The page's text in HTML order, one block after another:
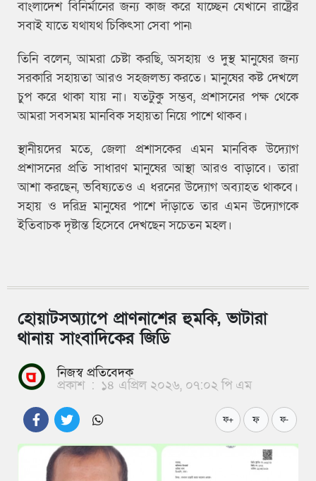
বাংলাদেশ বিনির্মানের জন্য কাজ করে যাচ্ছেন যেখানে রাষ্ট্রের
সবাই যাতে যথাযথ চিকিৎসা সেবা পান৷
তিনি বলেন, আমরা চেষ্টা করছি, অসহায় ও দুস্থ মানুষের জন্য
সরকারি সহায়তা আরও সহজলভ্য করতে। মানুষের কষ্ট দেখলে
চুপ করে থাকা যায় না। যতটুকু সম্ভব, প্রশাসনের পক্ষ থেকে
আমরা সবসময় মানবিক সহায়তা নিয়ে পাশে থাকব।
স্থানীয়দের মতে, জেলা প্রশাসকের এমন মানবিক উদ্যোগ
প্রশাসনের প্রতি সাধারণ মানুষের আস্থা আরও বাড়াবে। তারা
আশা করছেন, ভবিষ্যতেও এ ধরনের উদ্যোগ অব্যাহত থাকবে।
সহায় ও দরিদ্র মানুষের পাশে দাঁড়াতে তার এমন উদ্যোগকে
ইতিবাচক দৃষ্টান্ত হিসেবে দেখছেন সচেতন মহল।
হোয়াটসঅ্যাপে প্রাণনাশের হুমকি, ভাটারা
থানায় সাংবাদিকের জিডি
নিজস্ব প্রতিবেদক
প্রকাশ : ১৪ এপ্রিল ২০২৬, ০৭:০২ পি এম
ফ+ ফ ফ-